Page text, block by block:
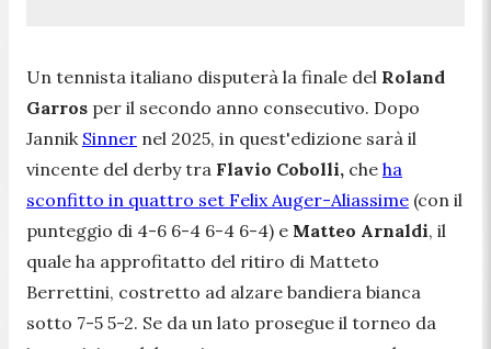
Un tennista italiano disputerà la finale del Roland
Garros per il secondo anno consecutivo. Dopo
Jannik Sinner nel 2025, in quest'edizione sarà il
vincente del derby tra Flavio Cobolli, che ha
sconfitto in quattro set Felix Auger-Aliassime (con il
punteggio di 4-6 6-4 6-4 6-4) e Matteo Arnaldi, il
quale ha approfitatto del ritiro di Matteto
Berrettini, costretto ad alzare bandiera bianca
sotto 7-5 5-2. Se da un lato prosegue il torneo da